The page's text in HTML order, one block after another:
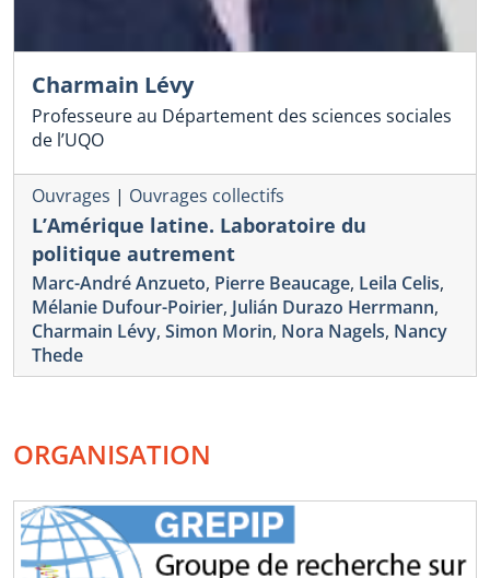
Charmain Lévy
Professeure au Département des sciences sociales
de l’UQO
Ouvrages | Ouvrages collectifs
L’Amérique latine. Laboratoire du
politique autrement
Marc-André Anzueto, Pierre Beaucage, Leila Celis,
Mélanie Dufour-Poirier, Julián Durazo Herrmann,
Charmain Lévy, Simon Morin, Nora Nagels, Nancy
Thede
ORGANISATION